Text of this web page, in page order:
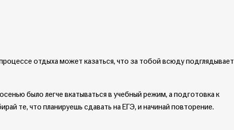
отдыха может казаться, что за тобой всюду подглядывает
было легче вкатываться в учебный режим, а подготовка к
те, что планируешь сдавать на ЕГЭ, и начинай повторение.